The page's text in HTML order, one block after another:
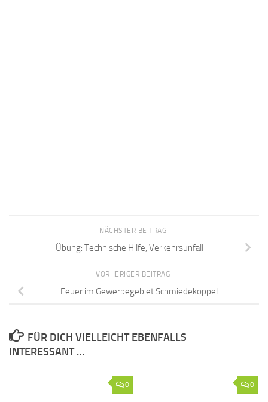
NÄCHSTER BEITRAG
Übung: Technische Hilfe, Verkehrsunfall
VORHERIGER BEITRAG
Feuer im Gewerbegebiet Schmiedekoppel
FÜR DICH VIELLEICHT EBENFALLS
INTERESSANT …
0 0